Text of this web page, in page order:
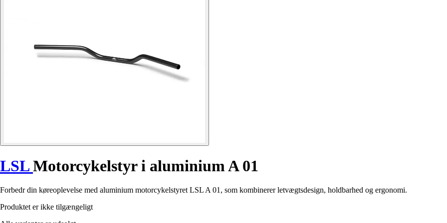
LSLMotorcykelstyr i aluminium A 01
Forbedr din køreoplevelse med aluminium motorcykelstyret LSL A 01, som kombinerer letvægtsdesign, holdbarhed og ergonomi.
Produktet er ikke tilgængeligt